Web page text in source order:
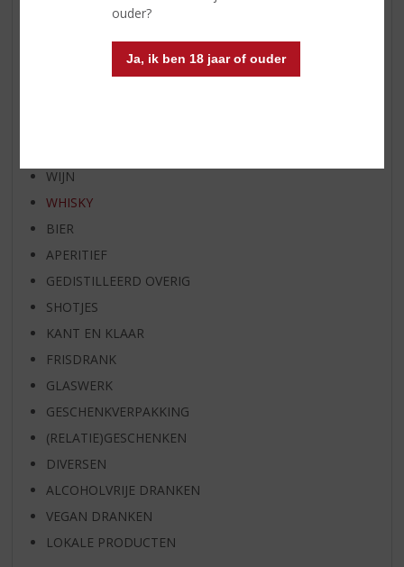
ouder?
Ja, ik ben 18 jaar of ouder
WIJN VAN DE MAAND
WHISKY VAN DE MAAND
WIJN
WHISKY
BIER
APERITIEF
GEDISTILLEERD OVERIG
SHOTJES
KANT EN KLAAR
FRISDRANK
GLASWERK
GESCHENKVERPAKKING
(RELATIE)GESCHENKEN
DIVERSEN
ALCOHOLVRIJE DRANKEN
VEGAN DRANKEN
LOKALE PRODUCTEN